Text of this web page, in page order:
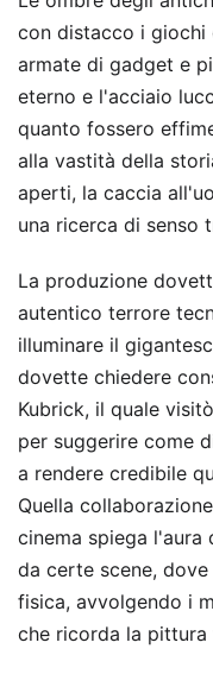
con distacco i giochi
armate di gadget e
eterno e l'acciaio
quanto fossero
alla vastità della
aperti, la caccia
una ricerca di senso
La produzione
autentico terrore
illuminare il
dovette chiedere
Kubrick, il quale
per suggerire come
a rendere credibile
Quella
cinema spiega l'aura
da certe scene,
fisica, avvolgendo i
che ricorda la pittura